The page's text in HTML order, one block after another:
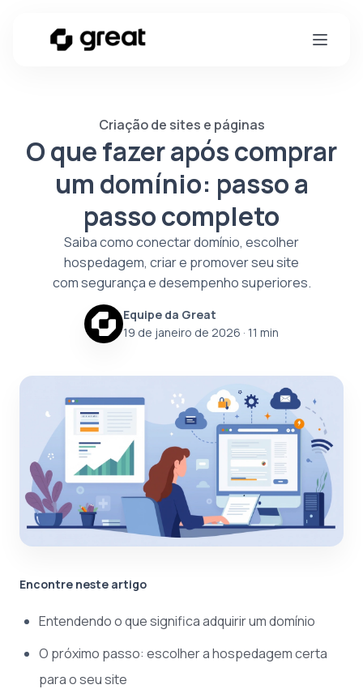
Criação de sites e páginas
O que fazer após comprar
um domínio: passo a
passo completo
Saiba como conectar domínio, escolher
hospedagem, criar e promover seu site
com segurança e desempenho superiores.
Equipe da Great
19 de janeiro de 2026 · 11 min
Encontre neste artigo
Entendendo o que significa adquirir um domínio
O próximo passo: escolher a hospedagem certa
para o seu site